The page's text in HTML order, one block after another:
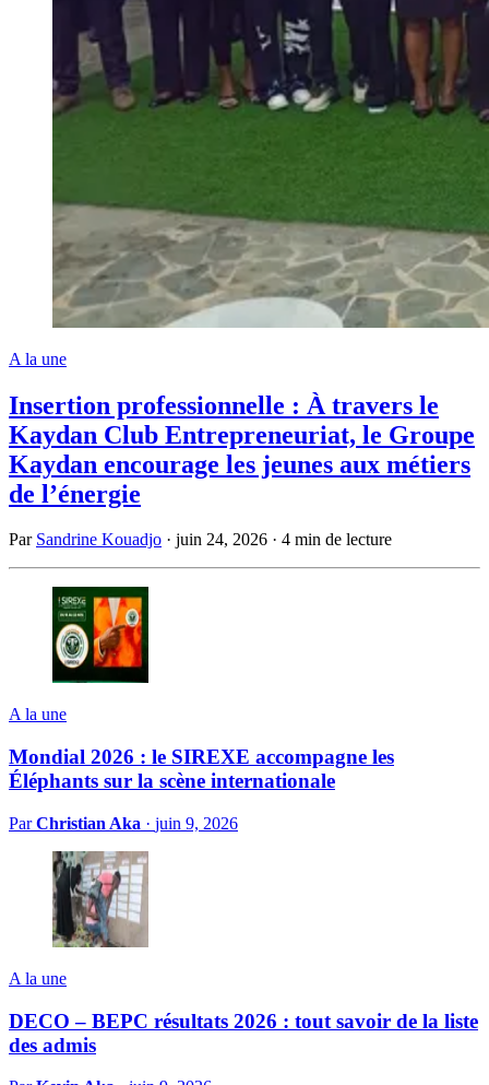
A la une
Insertion professionnelle : À travers le
Kaydan Club Entrepreneuriat, le Groupe
Kaydan encourage les jeunes aux métiers
de l’énergie
Par Sandrine Kouadjo · juin 24, 2026 · 4 min de lecture
A la une
Mondial 2026 : le SIREXE accompagne les
Éléphants sur la scène internationale
ParChristian Aka · juin 9, 2026
A la une
DECO – BEPC résultats 2026 : tout savoir de la liste
des admis